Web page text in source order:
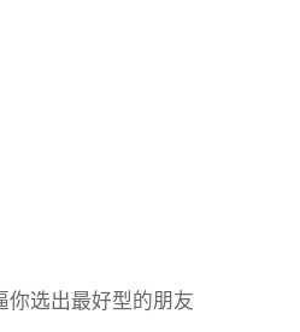
你选出最好型的朋友